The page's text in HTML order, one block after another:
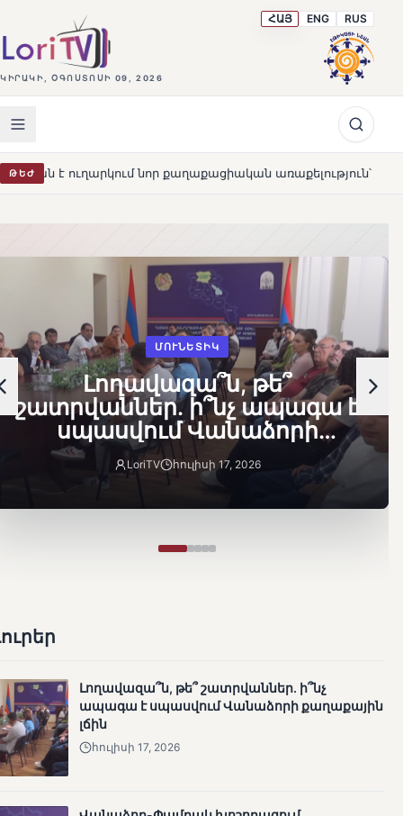
ԿԻՐԱԿԻ, ՕԳՈՍՏՈՍԻ 09, 2026
ՀԱՅ ENG RUS
ԹԵԺ
քաղաքացիական առաքելություն՝ նպաստելու երկրի
ՄՈՒՆԵՏԻԿ
Լողավազա՞ն, թե՞
շատրվաններ. ի՞նչ ապագա է
սպասվում Վանաձորի
քաղաքային լճին
LoriTV հուլիսի 17, 2026
Լողավազա՞ն, թե՞ շատրվաններ. ի՞նչ
ապագա է սպասվում Վանաձորի քաղաքային
լճին
հուլիսի 17, 2026